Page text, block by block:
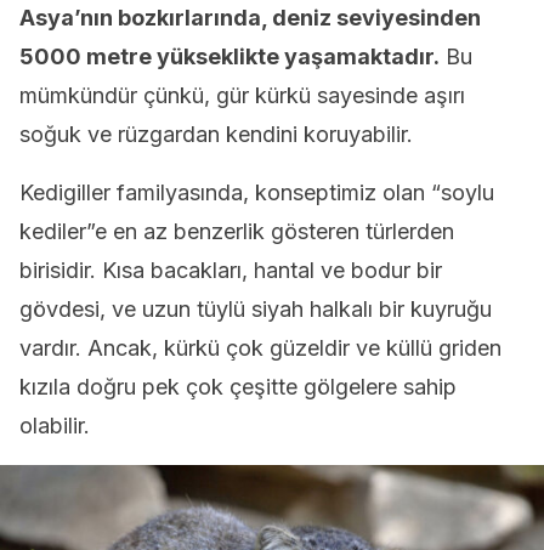
Asya’nın bozkırlarında, deniz seviyesinden
5000 metre yükseklikte yaşamaktadır. Bu
mümkündür çünkü, gür kürkü sayesinde aşırı
soğuk ve rüzgardan kendini koruyabilir.
Kedigiller familyasında, konseptimiz olan “soylu
kediler”e en az benzerlik gösteren türlerden
birisidir. Kısa bacakları, hantal ve bodur bir
gövdesi, ve uzun tüylü siyah halkalı bir kuyruğu
vardır. Ancak, kürkü çok güzeldir ve küllü griden
kızıla doğru pek çok çeşitte gölgelere sahip
olabilir.